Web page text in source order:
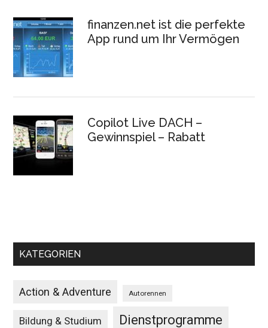
finanzen.net ist die perfekte
App rund um Ihr Vermögen
Copilot Live DACH –
Gewinnspiel – Rabatt
KATEGORIEN
Action & Adventure Autorennen
Bildung & Studium Dienstprogramme